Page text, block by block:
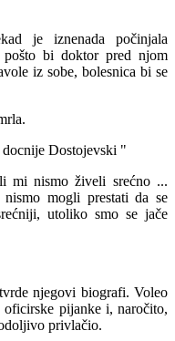
je iznenada počinjala
bi doktor pred njom
iz sobe, bolesnica bi se
docnije Dostojevski "
mi nismo živeli srećno ...
mogli prestati da se
utoliko smo se jače
njegovi biografi. Voleo
oficirske pijanke i, naročito,
privlačio.